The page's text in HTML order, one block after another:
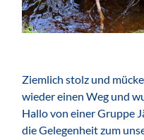
Ziemlich stolz und
wieder einen Weg und
Hallo von einer Gruppe
die Gelegenheit zum